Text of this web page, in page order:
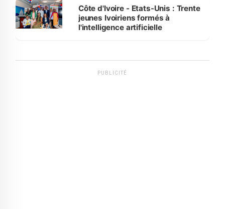
Côte d'Ivoire - Etats-Unis : Trente
jeunes Ivoiriens formés à
l'intelligence artificielle
PUBLICITÉ